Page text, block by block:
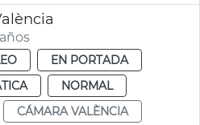
EN PORTADA
NORMAL
CÁMARA VALÈNCIA